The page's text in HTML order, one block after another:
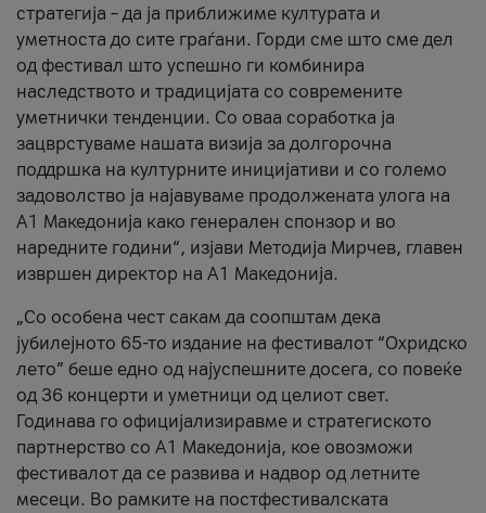
стратегија – да ја приближиме културата и
уметноста до сите граѓани. Горди сме што сме дел
од фестивал што успешно ги комбинира
наследството и традицијата со современите
уметнички тенденции. Со оваа соработка ја
зацврстуваме нашата визија за долгорочна
поддршка на културните иницијативи и со големо
задоволство ја најавуваме продолжената улога на
A1 Македонија како генерален спонзор и во
наредните години“, изјави Методија Мирчев, главен
извршен директор на A1 Македонија.
„Со особена чест сакам да соопштам дека
јубилејното 65-то издание на фестивалот “Охридско
лето” беше едно од најуспешните досега, со повеќе
од 36 концерти и уметници од целиот свет.
Годинава го официјализиравме и стратегиското
партнерство со А1 Македонија, кое овозможи
фестивалот да се развива и надвор од летните
месеци. Во рамките на постфестивалската